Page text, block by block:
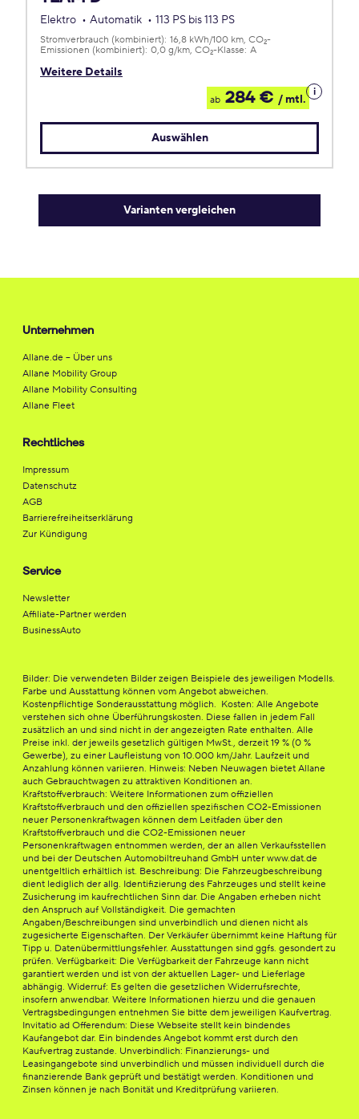
Elektro Automatik 113 PS bis 113 PS
Weitere Details
Stromverbrauch (kombiniert): 16,8 kWh/100 km CO2-
Emissionen (kombiniert): 0,0 g/km CO2-Klasse: A
ab 284 € / mtl.
Details
zum
Auswählen
Varianten vergleichen
Unternehmen
Allane.de – Über uns
Allane Mobility Group
Allane Mobility Consulting
Allane Fleet
Rechtliches
Impressum
Datenschutz
AGB
Barrierefreiheitserklärung
Zur Kündigung
Service
Newsletter
Affiliate-Partner werden
BusinessAuto
Bilder: Die verwendeten Bilder zeigen Beispiele des jeweiligen Modells.
Farbe und Ausstattung können vom Angebot abweichen.
Kostenpflichtige Sonderausstattung möglich. Kosten: Alle Angebote
verstehen sich ohne Überführungskosten. Diese fallen in jedem Fall
zusätzlich an und sind nicht in der angezeigten Rate enthalten. Alle
Preise inkl. der jeweils gesetzlich gültigen MwSt., derzeit 19 % (0 %
Gewerbe), zu einer Laufleistung von 10.000 km/Jahr. Laufzeit und
Anzahlung können variieren. Hinweis: Neben Neuwagen bietet Allane
auch Gebrauchtwagen zu attraktiven Konditionen an.
Kraftstoffverbrauch: Weitere Informationen zum offiziellen
Kraftstoffverbrauch und den offiziellen spezifischen CO2-Emissionen
neuer Personenkraftwagen können dem Leitfaden über den
Kraftstoffverbrauch und die CO2-Emissionen neuer
Personenkraftwagen entnommen werden, der an allen Verkaufsstellen
und bei der Deutschen Automobiltreuhand GmbH unter www.dat.de
unentgeltlich erhältlich ist. Beschreibung: Die Fahrzeugbeschreibung
dient lediglich der allg. Identifizierung des Fahrzeuges und stellt keine
Zusicherung im kaufrechtlichen Sinn dar. Die Angaben erheben nicht
den Anspruch auf Vollständigkeit. Die gemachten
Angaben/Beschreibungen sind unverbindlich und dienen nicht als
zugesicherte Eigenschaften. Der Verkäufer übernimmt keine Haftung für
Tipp u. Datenübermittlungsfehler. Ausstattungen sind ggfs. gesondert zu
prüfen. Verfügbarkeit: Die Verfügbarkeit der Fahrzeuge kann nicht
garantiert werden und ist von der aktuellen Lager- und Lieferlage
abhängig. Widerruf: Es gelten die gesetzlichen Widerrufsrechte,
insofern anwendbar. Weitere Informationen hierzu und die genauen
Vertragsbedingungen entnehmen Sie bitte dem jeweiligen Kaufvertrag.
Invitatio ad Offerendum: Diese Webseite stellt kein bindendes
Kaufangebot dar. Ein bindendes Angebot kommt erst durch den
Kaufvertrag zustande. Unverbindlich: Finanzierungs- und
Leasingangebote sind unverbindlich und müssen individuell durch die
finanzierende Bank geprüft und bestätigt werden. Konditionen und
Zinsen können je nach Bonität und Kreditprüfung variieren.